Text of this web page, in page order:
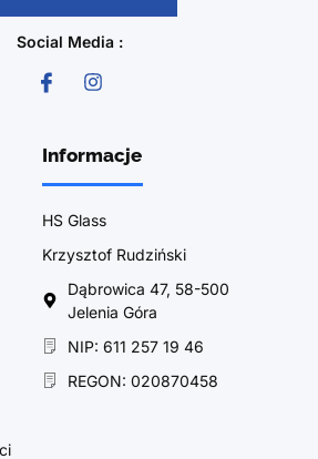
Social Media :
Informacje
HS Glass
Krzysztof Rudziński
Dąbrowica 47, 58-500
Jelenia Góra
NIP: 611 257 19 46
REGON: 020870458